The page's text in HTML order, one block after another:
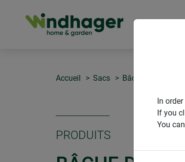
Accueil Sacs Bâche de
PRODUITS
In
If you
You